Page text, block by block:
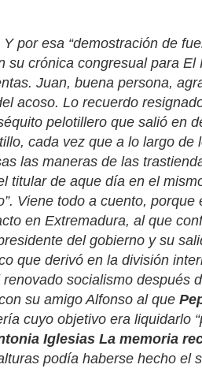
por esa “demostración de
su crónica congresual para El
Juan, buena persona,
acoso. Lo recuerdo
pelotillero que salió en
cada vez que a lo largo de
las maneras de las
titular de aque día en el
Viene todo a cuento, porque
en Extremadura, al que
del gobierno y su
que derivó en la división
socialismo después
su amigo Alfonso al que
cuyo objetivo era liquidarlo
Iglesias La memoria
podía haberse hecho el